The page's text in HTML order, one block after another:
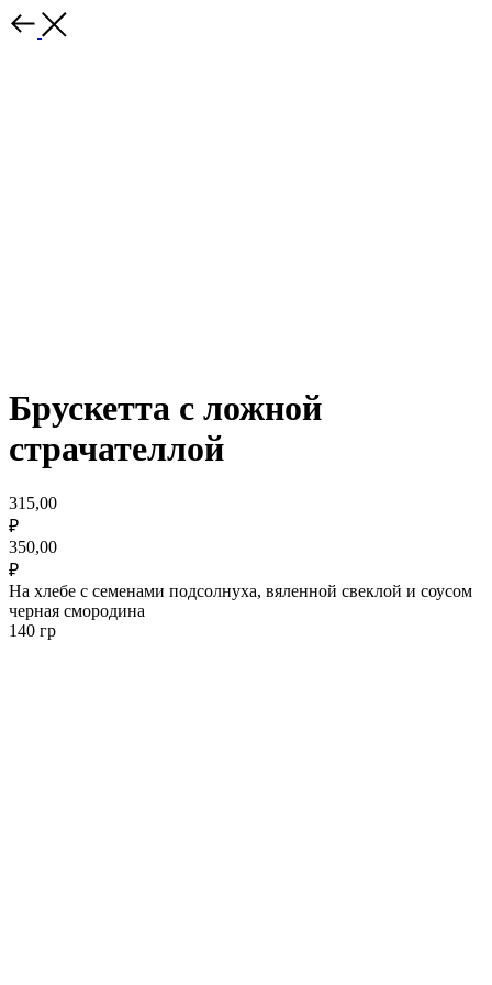
Брускетта с ложной
страчателлой
315,00
₽
350,00
₽
На хлебе с семенами подсолнуха, вяленной свеклой и соусом
черная смородина
140 гр